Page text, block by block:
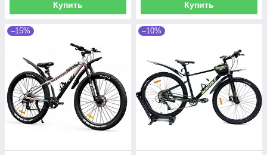
Купить Купить
–15% –10%